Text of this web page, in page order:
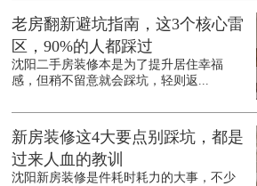
老房翻新避坑指南，这3个核心雷
区，90%的人都踩过
沈阳二手房装修本是为了提升居住幸福
感，但稍不留意就会踩坑，轻则返...
新房装修这4大要点别踩坑，都是
过来人血的教训
沈阳新房装修是件耗时耗力的大事，不少